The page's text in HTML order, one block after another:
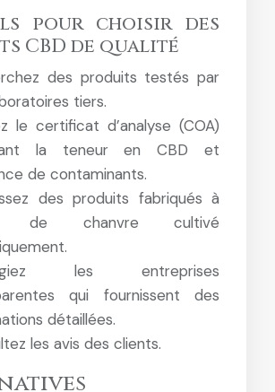
pour choisir des
CBD de qualité
des produits testés par
tiers.
le certificat d’analyse (COA)
la teneur en CBD et
de contaminants.
des produits fabriqués à
de chanvre cultivé
les entreprises
qui fournissent des
détaillées.
les avis des clients.